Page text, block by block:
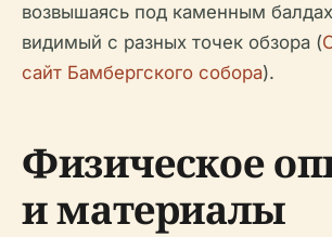
возвышаясь под каменным
видимый с разных точек обзора (
сайт Бамбергского собора).
Физическое
и материалы